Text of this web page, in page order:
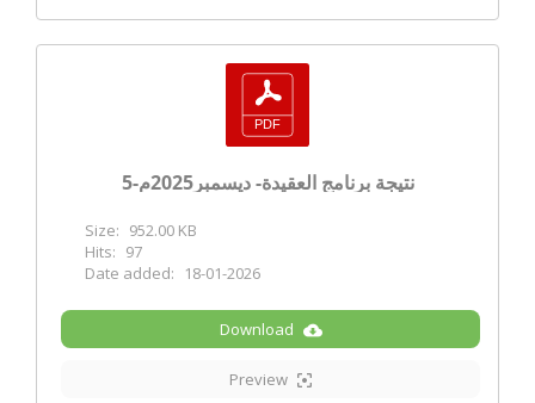
نتيجة برنامج العقيدة- ديسمبر2025م-5
Size: 952.00 KB
Hits: 97
Date added:
18-01-2026
Download
Preview